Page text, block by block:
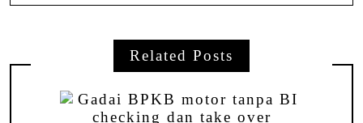
Related Posts